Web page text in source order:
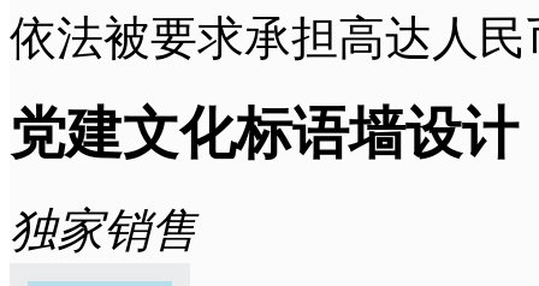
依法被要求承担高达人
党建文化标语墙设计
独家销售